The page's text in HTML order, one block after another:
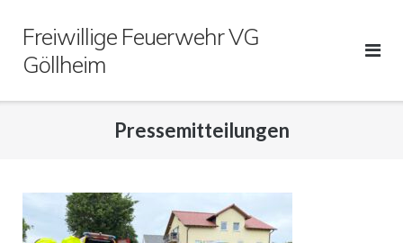
Freiwillige Feuerwehr VG
Göllheim
Pressemitteilungen